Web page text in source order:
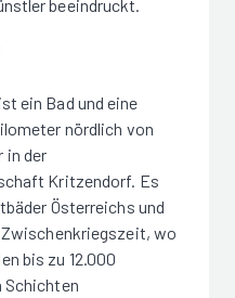
beeindruckt.
ein Bad und eine
nördlich von
in der
Kritzendorf. Es
Österreichs und
wo
bis zu 12.000
Schichten